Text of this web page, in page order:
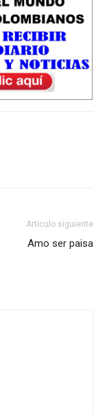
Artículo siguiente
Amo ser paisa